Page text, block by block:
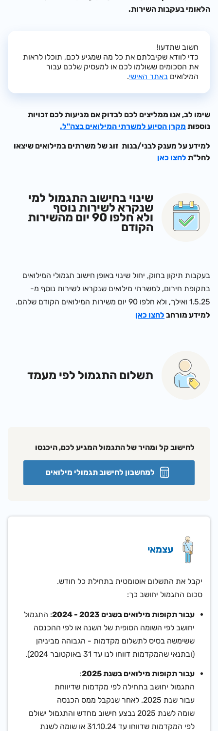
הלאומי בעקבות השירות.
חשוב שתדעו!
כדי לוודא שקיבלתם את כל מה שמגיע לכם, תוכלו לראות
את הסכומים ששולמו לכם או למעסיק שלכם עבור
המילואיםבאתר האישי.
שימו לב, אנו ממליצים לכם לבדוק אם מגיעות לכם זכויות
נוספותמקרן הסיוע למשרתי המילואים בצה"ל.
למידע על מענק לבני/בנות זוג של משרתים במילואים שיצאו
לחל"תלחצו כאן
שינוי בחישוב התגמול למי
שנקרא לשירות נוסף
ולא חלפו 90 יום מהשירות
הקודם
בעקבות תיקון בחוק, יחול שינוי באופן חישוב תגמולי המילואים
בתקופת חירום,למשרתי מילואים שנקראו לשירות נוסף מ-
1.5.25 ואילך, ולא חלפו 90 יום משירות המילואים הקודם שלהם.
למידע מורחבלחצו כאן
תשלום התגמול לפי מעמד
לחישוב קל ומהיר של התגמול המגיע לכם, היכנסו
למחשבון לחישוב תגמולי מילואים​
עצמאי
יקבל את התשלום אוטומטית בתחילת כל חודש.
סכום התגמול יחושב כך:
עבור תקופות מילואים בשנים 2023 - 2024
: התגמול
יחושב לפי השומה הסופית של השנה או לפי ההכנסה
ששימשה בסיס לתשלום מקדמות - הגבוהה מביניהן
(ובתנאי שהמקדמות דווחו לנו עד 31 באוקטובר 2024).
עבור תקופות מילואים בשנת 2025
:
התגמול יחושב בתחילה לפי מקדמות שדיווחת
עבור שנת 2025. לאחר שנקבל ממס הכנסה
שומה לשנת 2025 נבצע חישוב מחדש והתגמול ישולם
לפי המקדמות שדווחו עד 31.10.24 או שומה לשנת